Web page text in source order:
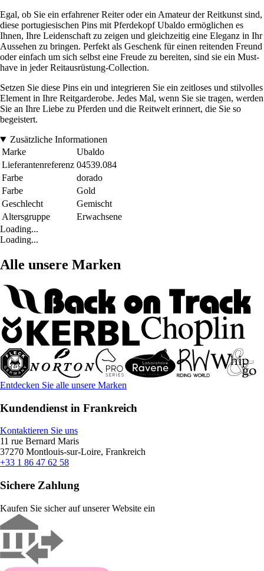
Egal, ob Sie ein erfahrener Reiter oder ein Amateur der Reitkunst sind,
diese portugiesischen Pins mit Pferdekopf Ubaldo ermöglichen es
Ihnen, Ihre Leidenschaft zu zeigen und gleichzeitig eine Eleganz in Ihr
Aussehen zu bringen. Perfekt als Geschenk für einen reitenden Freund
oder einfach um sich selbst eine Freude zu bereiten, sind sie ein Must-
have in jeder Reitausrüstung-Collection.
Setzen Sie diese Pins ein und integrieren Sie ein zeitloses und stilvolles
Element in Ihre Reitgarderobe. Jedes Mal, wenn Sie sie tragen, werden
Sie an Ihre Liebe zu Pferden und die Reitwelt erinnert, die Sie so
begeistert.
Zusätzliche Informationen
Marke
Ubaldo
Lieferantenreferenz 04539.084
Farbe
dorado
Farbe
Gold
Geschlecht
Gemischt
Altersgruppe
Erwachsene
Loading...
Loading...
Alle unsere Marken
Entdecken Sie alle unsere Marken
Kundendienst in Frankreich
Kontaktieren Sie uns
11 rue Bernard Maris
37270 Montlouis-sur-Loire, Frankreich
+33 1 86 47 62 58
Sichere Zahlung
Kaufen Sie sicher auf unserer Website ein